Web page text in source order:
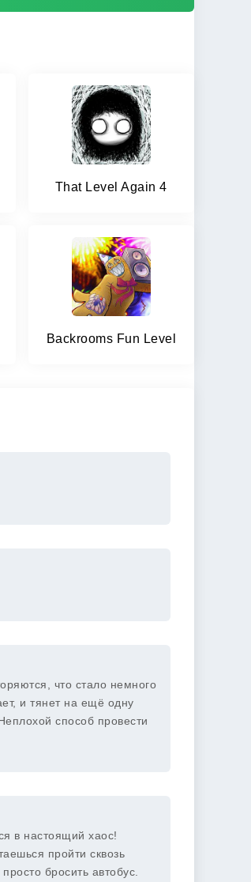
That Level Again 4
Backrooms Fun Level
что стало немного
и тянет на ещё одну
способ провести
в настоящий хаос!
пройти сквозь
бросить автобус.